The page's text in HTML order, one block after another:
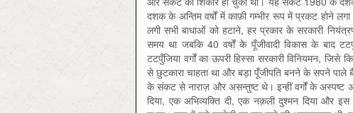
दशक के अन्तिम वर्षों में काफ़ी गम्भीर रूप में प्रकट होने
लगी सभी बाधाओं को हटाने, हर प्रकार के सरकारी
समय था जबकि 40 वर्षों के पूँजीवादी विकास के बाद
टटपुँजिया वर्गों का ऊपरी हिस्सा सरकारी विनियमन, जिसे
से छुटकारा चाहता था और बड़ा पूँजीपति बनने के सपने पाले
के संकट से नाराज़ और असन्तुष्ट थे। इन्हीं वर्गों के अस्पष्ट
दिया, एक अभिव्यक्ति दी, एक नक़ली दुश्मन दिया और